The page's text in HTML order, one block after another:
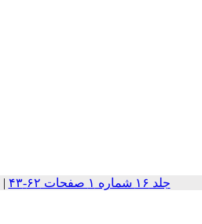
جلد ۱۶ شماره ۱ صفحات ۶۲-۴۳ |